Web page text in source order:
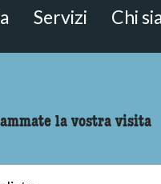
cercare i contenuti
Servizi Chi
la vostra visita